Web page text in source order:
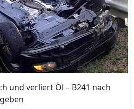
und verliert Öl – B241 nach